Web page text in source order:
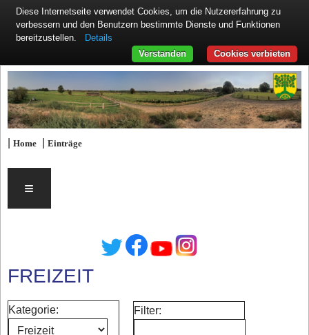
|Home |Einträge
≡
FREIZEIT
Kategorie: Filter:
Diese Internetseite verwendet Cookies, um die Nutzererfahrung zu
verbessern und den Benutzern bestimmte Dienste und Funktionen
bereitzustellen.
Details
Cookies verbieten
Verstanden